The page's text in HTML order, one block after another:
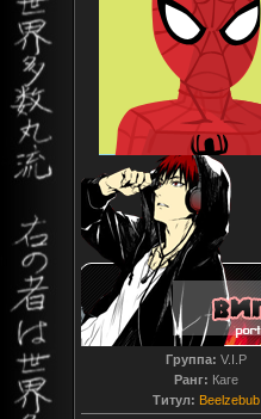
Группа: V.I.P
Ранг: Каге
Титул: Beelzebub